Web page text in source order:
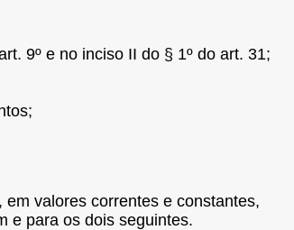
9º e no inciso II do § 1º do art. 31;
valores correntes e constantes,
e para os dois seguintes.